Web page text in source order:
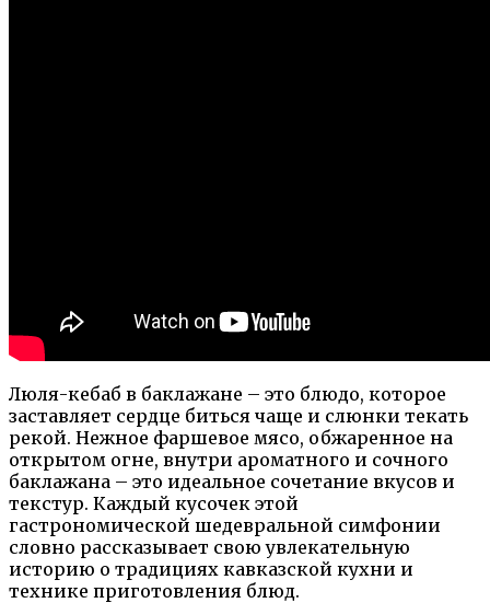
Люля-кебаб в баклажане – это блюдо, которое
заставляет сердце биться чаще и слюнки текать
рекой. Нежное фаршевое мясо, обжаренное на
открытом огне, внутри ароматного и сочного
баклажана – это идеальное сочетание вкусов и
текстур. Каждый кусочек этой
гастрономической шедевральной симфонии
словно рассказывает свою увлекательную
историю о традициях кавказской кухни и
технике приготовления блюд.